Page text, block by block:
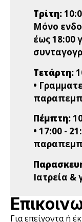
Τρίτη:
Μόνο
έως 18:00
Τετάρτη:
•
Πέμπτη:
• 17:00 -
Ιατρεία
Για επείγοντα ή